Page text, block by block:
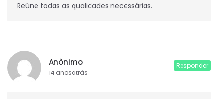
Reúne todas as qualidades necessárias.
Anônimo
14 anosatrás
Responder